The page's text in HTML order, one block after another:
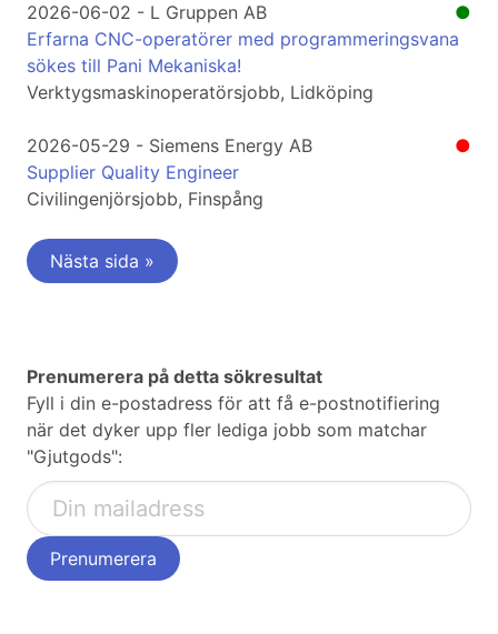
●
2026-06-02 - L Gruppen AB
Erfarna CNC-operatörer med programmeringsvana
sökes till Pani Mekaniska!
Verktygsmaskinoperatörsjobb, Lidköping
●
2026-05-29 - Siemens Energy AB
Supplier Quality Engineer
Civilingenjörsjobb, Finspång
Nästa sida »
Prenumerera på detta sökresultat
Fyll i din e-postadress för att få e-postnotifiering
när det dyker upp fler lediga jobb som matchar
"Gjutgods":